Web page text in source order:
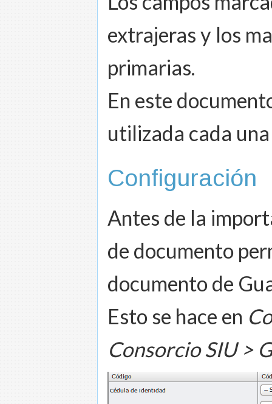
extrajeras y los
primarias.
En este
utilizada cada
Configuración
Antes de la
de documento
documento de
Esto se hace en
Consorcio SIU >